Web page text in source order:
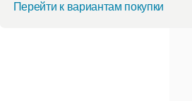
Перейти к вариантам покупки